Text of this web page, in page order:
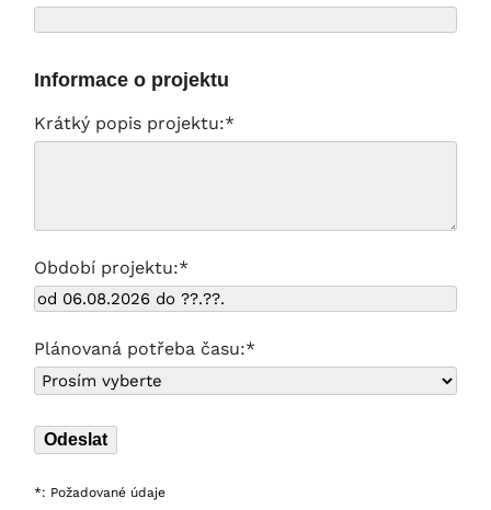
Informace o projektu
Krátký popis projektu:*
Období projektu:*
Plánovaná potřeba času:*
*: Požadované údaje